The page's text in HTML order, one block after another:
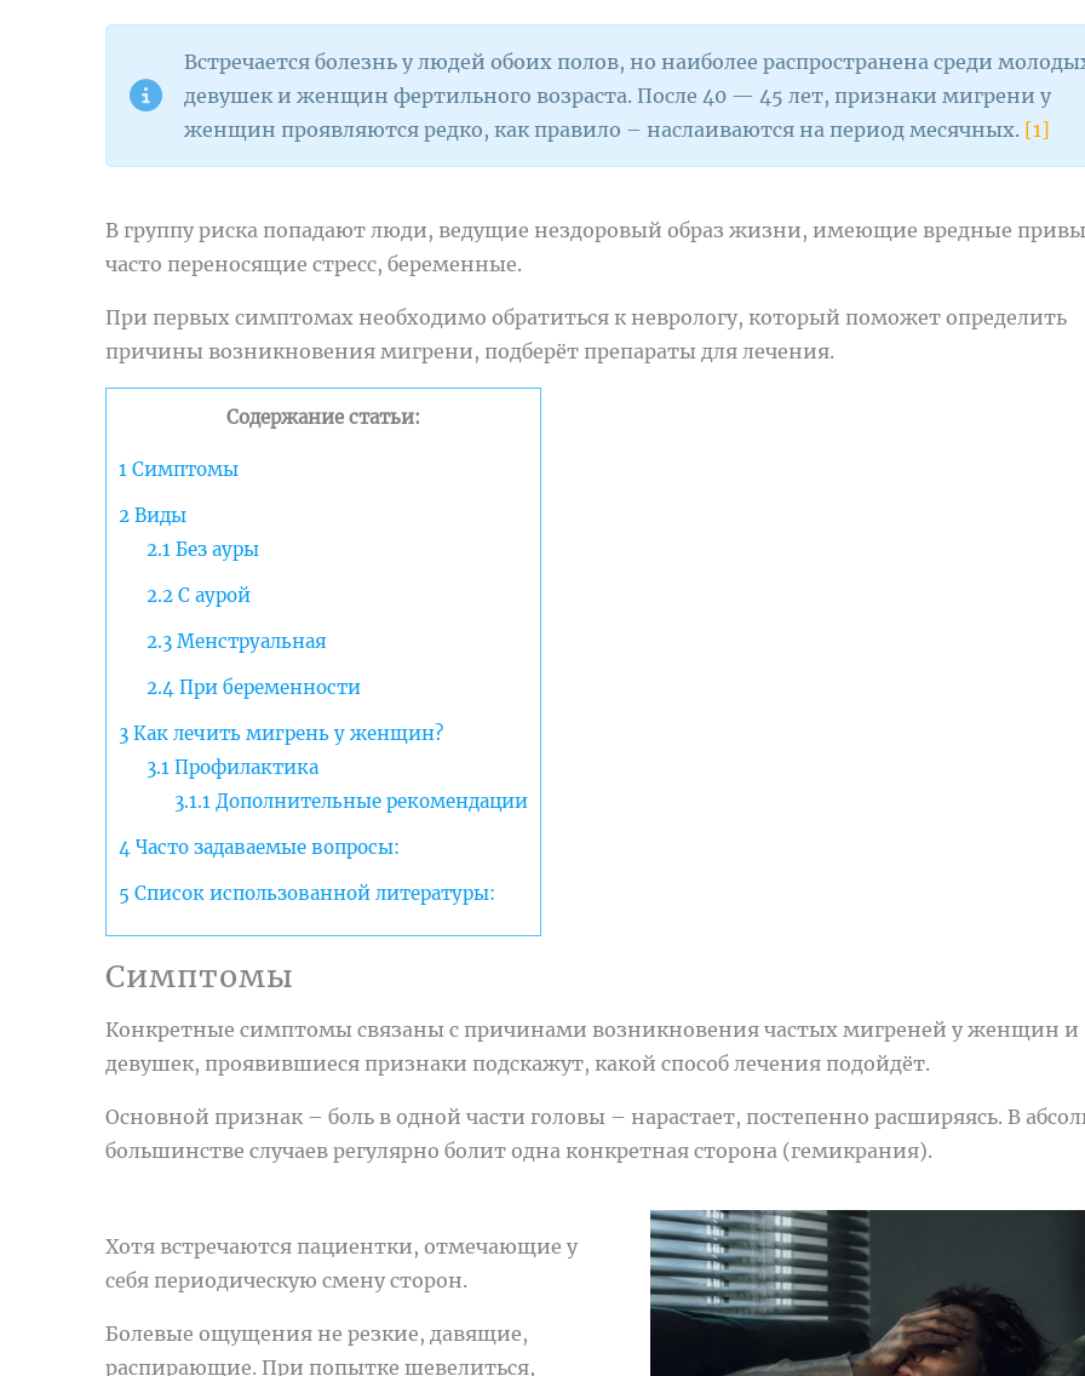
Встречается болезнь у людей обоих полов, но наиболее распространена среди
девушек и женщин фертильного возраста. После 40 — 45 лет, признаки мигрени у
женщин проявляются редко, как правило – наслаиваются на период месячных. [1]
В группу риска попадают люди, ведущие нездоровый образ жизни, имеющие вредные
часто переносящие стресс, беременные.
При первых симптомах необходимо обратиться к неврологу, который поможет определить
причины возникновения мигрени, подберёт препараты для лечения.
Содержание статьи:
1 Симптомы
2 Виды
2.1Без ауры
2.2С аурой
2.3Менструальная
2.4При беременности
3 Как лечить мигрень у женщин?
3.1Профилактика
3.1.1Дополнительные рекомендации
4 Часто задаваемые вопросы:
5 Список использованной литературы:
Симптомы
Конкретные симптомы связаны с причинами возникновения частых мигреней у женщин и
девушек, проявившиеся признаки подскажут, какой способ лечения подойдёт.
Основной признак – боль в одной части головы – нарастает, постепенно расширяясь. В
большинстве случаев регулярно болит одна конкретная сторона (гемикрания).
Хотя встречаются пациентки, отмечающие у
себя периодическую смену сторон.
Болевые ощущения не резкие, давящие,
распирающие. При попытке шевелиться,